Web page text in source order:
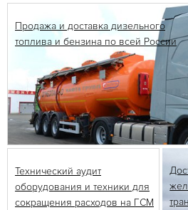
Продажа и доставка дизельного
топлива и бензина по всей России
Технический аудит
оборудования и техники для
сокращения расходов на ГСМ